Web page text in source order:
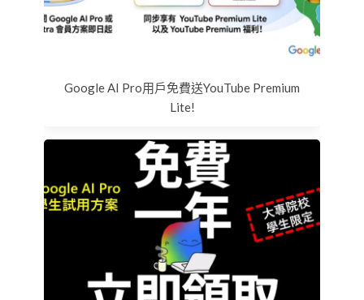
Google AI Pro用戶免費送YouTube Premium
Lite!